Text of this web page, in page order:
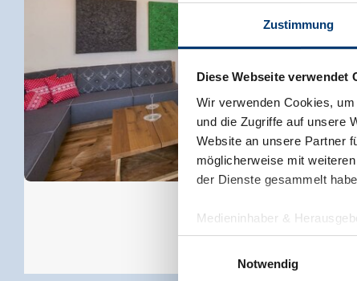
Zustimmung
Diese Webseite verwendet
Wir verwenden Cookies,
und die Zugriffe auf unsere
Website an unsere Partner
möglicherweise mit
der Dienste gesammelt
Medieninhaber &
Zeller Bergbahnen
Rohr 23// A-6280 Zell am
Notwendig